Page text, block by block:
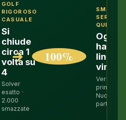
GOLF
RIGOROSO
CASUALE
Si
chiude
circa 1
volta su
4
Solver
esatto ·
2.000
smazzate
→ 100%
SERVITE
QUI
ha una
linea
Verificata
prima di
Nuova
partita